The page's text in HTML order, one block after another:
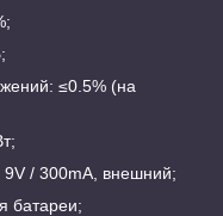
≤0.5% (на
9V / 300mA, внешний;
батареи;